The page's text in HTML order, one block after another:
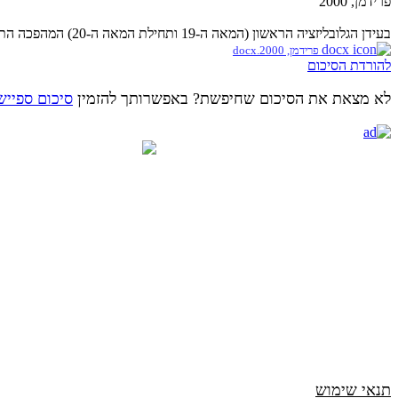
בעידן הגלובליזציה הראשון (המאה ה-19 ותחילת המאה ה-20) המהפכה התעשייתית והקפיטליזם הפיננסי הגלובלי שטפו את אירופה ואמריקה, רבים...
פרידמן, 2000.docx
להורדת הסיכום
לא מצאת את הסיכום שחיפשת? באפשרותך להזמין סיכום
תנאי שימוש